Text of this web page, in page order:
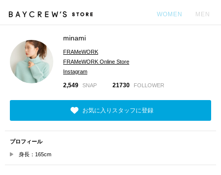
WOMEN MEN
minami
FRAMeWORK
FRAMeWORK Online Store
Instagram
2,549 SNAP 21730 FOLLOWER
お気に入りスタッフに登録
プロフィール
身長：165cm